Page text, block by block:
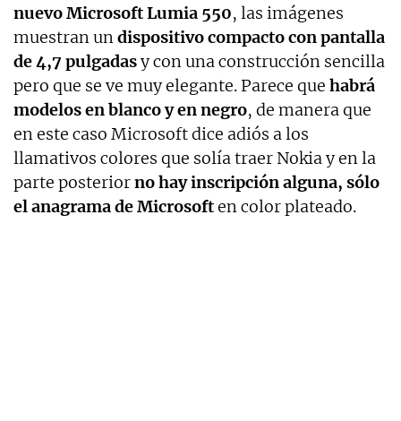
nuevo Microsoft Lumia 550, las imágenes
muestran undispositivo compacto con pantalla
de 4,7 pulgadasy con una construcción sencilla
pero que se ve muy elegante. Parece que habrá
modelos en blanco y en negro, de manera que
en este caso Microsoft dice adiós a los
llamativos colores que solía traer Nokia y en la
parte posteriorno hay inscripción alguna, sólo
el anagrama de Microsoften color plateado.